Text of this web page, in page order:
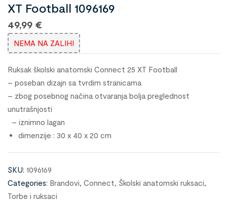
XT Football 1096169
49,99 €
NEMA NA ZALIHI
Ruksak školski anatomski Connect 25 XT Football
– poseban dizajn sa tvrdim stranicama
– zbog posebnog načina otvaranja bolja preglednost
unutrašnjosti
– iznimno lagan
dimenzije : 30 x 40 x 20 cm
SKU: 1096169
Categories: Brandovi, Connect, Školski anatomski ruksaci,
Torbe i ruksaci